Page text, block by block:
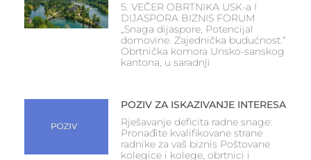
5. VEČER OBRTNIKA USK-a I
DIJASPORA BIZNIS FORUM
„Snaga dijaspore, Potencijal
domovine. Zajednička budućnost.“
Obrtnička komora Unsko-sanskog
kantona, u saradnji
POZIV ZA ISKAZIVANJE INTERESA
Rješavanje deficita radne snage:
Pronađite kvalifikovane strane
radnike za vaš biznis Poštovane
kolegice i kolege, obrtnici i